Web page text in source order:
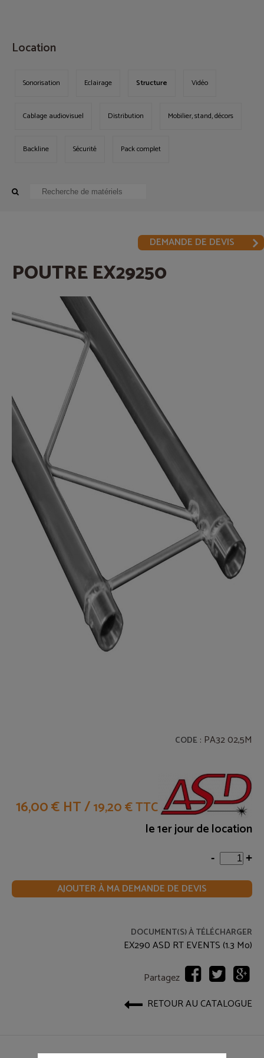
Location
Sonorisation Eclairage Structure Vidéo
Cablage audiovisuel Distribution Mobilier, stand, décors
Backline Sécurité Pack complet
DEMANDE DE DEVIS
POUTRE EX29250
CODE : PA32 02,5M
16,00 € HT/19,20 € TTC
le 1er jour de location
- +
AJOUTER À MA DEMANDE DE DEVIS
DOCUMENT(S) À TÉLÉCHARGER
EX290 ASD RT EVENTS (1.3 Mo)
Partagez
RETOUR AU CATALOGUE